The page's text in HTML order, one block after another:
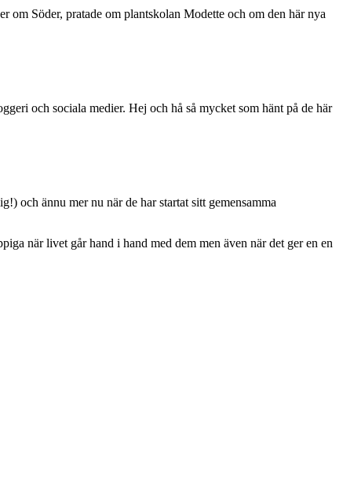
om Söder, pratade om plantskolan Modette och om den här nya
och sociala medier. Hej och hå så mycket som hänt på de här
och ännu mer nu när de har startat sitt gemensamma
när livet går hand i hand med dem men även när det ger en en